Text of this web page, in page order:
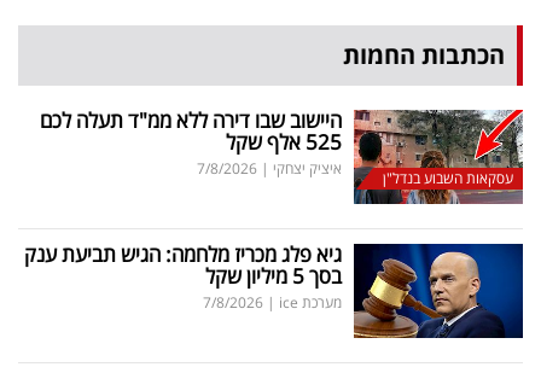
הכתבות החמות
עסקאות השבוע בנדל"ן
היישוב שבו דירה ללא ממ"ד תעלה לכם
525 אלף שקל
איציק יצחקי |
7/8/2026
גיא פלג מכריז מלחמה: הגיש תביעת ענק
בסך 5 מיליון שקל
מערכת ice |
7/8/2026